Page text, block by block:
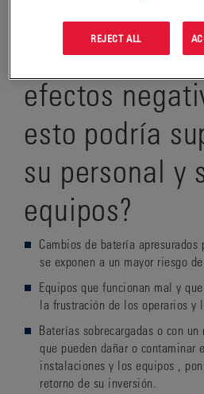
¿Ha pensado
efectos
esto podría
su personal y
equipos?
Cambios de batería apresurados
se exponen a un mayor riesgo
Equipos que funcionan mal y
la frustración de los operarios y
Baterías sobrecargadas o con
que pueden dañaro contaminar
instalaciones y los equipos
retorno de su inversión.
REJECT ALL